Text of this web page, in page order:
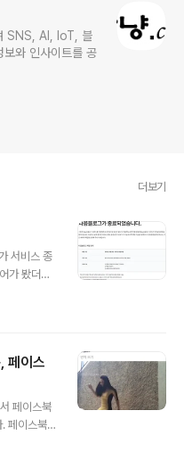
SNS, AI, IoT, 블
와 인사이트를 공
더보기
서비스 종
가 봤더니
그에 잘 들
을 최초로
최근에
이 뜨는 상
는가? 또
는데, 이
페이스
페이스북
페이스북
구들의 글